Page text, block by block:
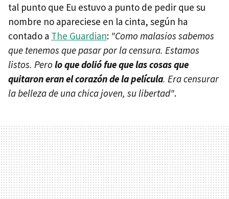
tal punto que Eu estuvo a punto de pedir que su
nombre no apareciese en la cinta, según ha
contado a The Guardian: "Como malasios sabemos
que tenemos que pasar por la censura. Estamos
listos. Pero lo que dolió fue que las cosas que
quitaron eran el corazón de la película. Era censurar
la belleza de una chica joven, su libertad".